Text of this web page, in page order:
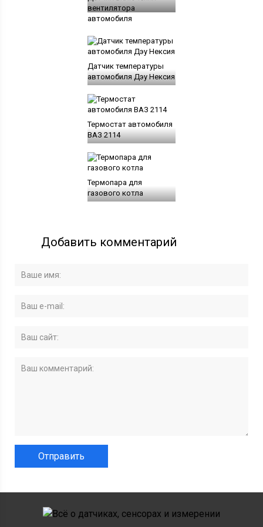
вентилятора
автомобиля
Датчик температуры
автомобиля Дэу Нексия
Термостат автомобиля
ВАЗ 2114
Термопара для
газового котла
Добавить комментарий